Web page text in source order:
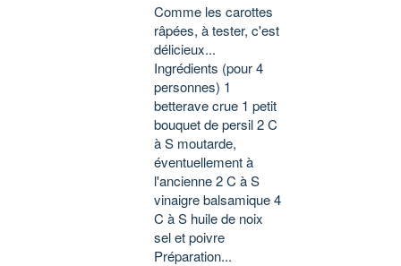
Comme les carottes
râpées, à tester, c'est
délicieux...
Ingrédients (pour 4
personnes) 1
betterave crue 1 petit
bouquet de persil 2 C
à S moutarde,
éventuellement à
l'ancienne 2 C à S
vinaigre balsamique 4
C à S huile de noix
sel et poivre
Préparation...